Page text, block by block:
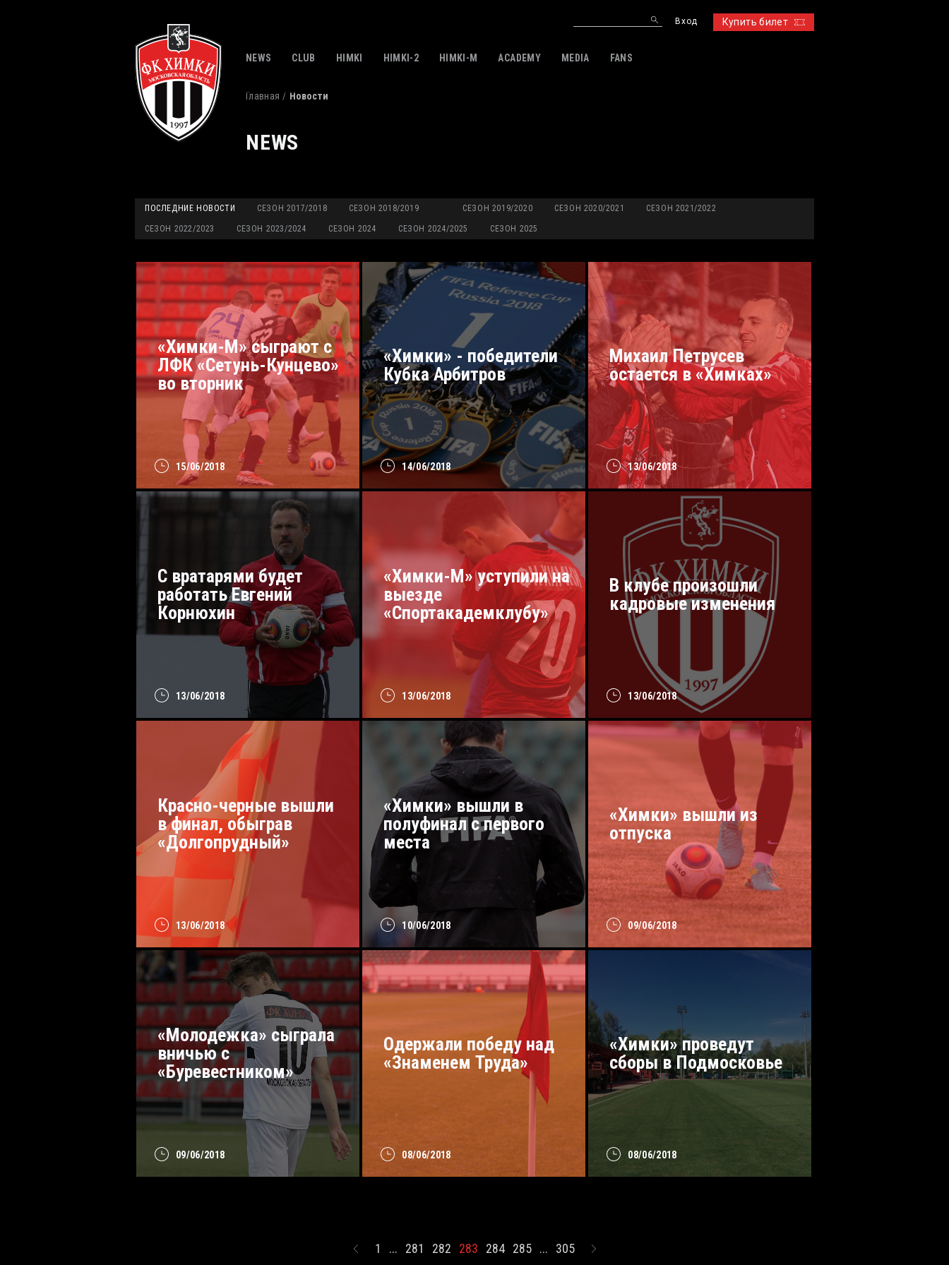
Купить билет
Вход
NEWS CLUB HIMKI HIMKI-2 HIMKI-M ACADEMY MEDIA FANS
Главная Новости
NEWS
ПОСЛЕДНИЕ НОВОСТИ СЕЗОН 2017/2018 СЕЗОН 2018/2019 СЕЗОН 2019/2020 СЕЗОН 2020/2021 СЕЗОН 2021/2022
СЕЗОН 2022/2023 СЕЗОН 2023/2024 СЕЗОН 2024 СЕЗОН 2024/2025 СЕЗОН 2025
15/06/2018
«Химки-М» сыграют с
ЛФК «Сетунь-Кунцево»
во вторник
14/06/2018
«Химки» - победители
Кубка Арбитров
13/06/2018
Михаил Петрусев
остается в «Химках»
13/06/2018
С вратарями будет
работать Евгений
Корнюхин
13/06/2018
«Химки-М» уступили на
выезде
«Спортакадемклубу»
13/06/2018
В клубе произошли
кадровые изменения
13/06/2018
Красно-черные вышли
в финал, обыграв
«Долгопрудный»
10/06/2018
«Химки» вышли в
полуфинал с первого
места
09/06/2018
«Химки» вышли из
отпуска
09/06/2018
«Молодежка» сыграла
вничью с
«Буревестником»
08/06/2018
Одержали победу над
«Знаменем Труда»
08/06/2018
«Химки» проведут
сборы в Подмосковье
1 ... 281 282 283 284 285 ... 305